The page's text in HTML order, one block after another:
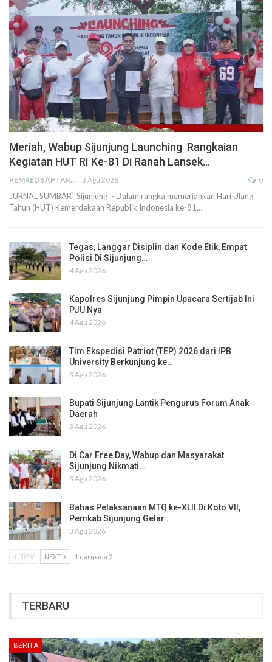
Meriah, Wabup Sijunjung Launching Rangkaian
Kegiatan HUT RI Ke-81 Di Ranah Lansek…
PEMRED SAPTARIUS 3 Agu 2026 0
JURNAL SUMBAR| Sijunjung - Dalam rangka memeriahkan Hari Ulang
Tahun (HUT) Kemerdekaan Republik Indonesia ke-81…
Tegas, Langgar Disiplin dan Kode Etik, Empat
Polisi Di Sijunjung…
4 Agu 2026
Kapolres Sijunjung Pimpin Upacara Sertijab Ini
PJU Nya
4 Agu 2026
Tim Ekspedisi Patriot (TEP) 2026 dari IPB
University Berkunjung ke…
3 Agu 2026
Bupati Sijunjung Lantik Pengurus Forum Anak
Daerah
3 Agu 2026
Di Car Free Day, Wabup dan Masyarakat
Sijunjung Nikmati…
3 Agu 2026
Bahas Pelaksanaan MTQ ke-XLII Di Koto VII,
Pemkab Sijunjung Gelar…
3 Agu 2026
PREV NEXT 1 daripada 2
TERBARU
BERITA